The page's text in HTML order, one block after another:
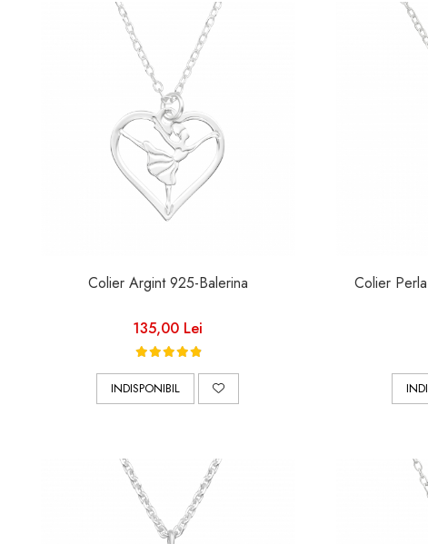
Colier Argint 925-Balerina
135,00 Lei
INDISPONIBIL
Colier